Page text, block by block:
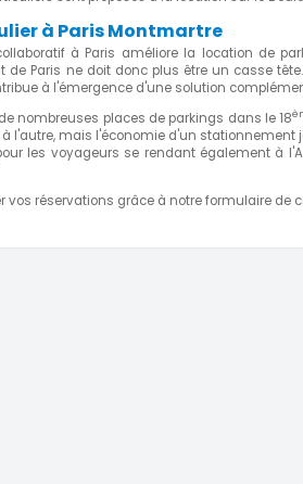
à Paris Montmartre
à Paris améliore la location de
de Paris ne doit donc plus être un casse
à l'émergence d'une solution
nombreuses places de parkings dans le 18
l'autre, mais l'économie d'un stationnement
les voyageurs se rendant également à
vos réservations grâce à notre formulaire de